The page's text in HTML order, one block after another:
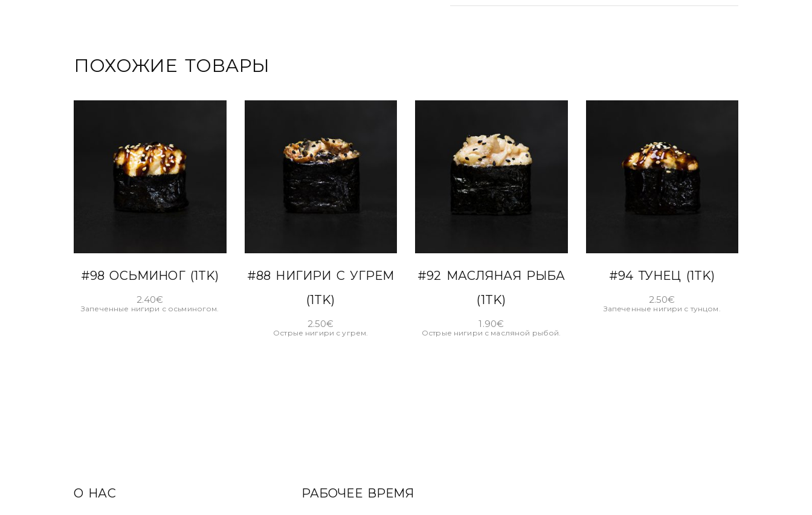
ПОХОЖИЕ ТОВАРЫ
#98 ОСЬМИНОГ (1TK)
2.40€
Запеченные нигири с осьминогом.
#88 НИГИРИ С УГРЕМ
(1TK)
2.50€
Острые нигири с угрем.
#92 МАСЛЯНАЯ РЫБА
(1TK)
1.90€
Острые нигири с масляной рыбой.
#94 ТУНЕЦ (1TK)
2.50€
Запеченные нигири с тунцом.
О НАС РАБОЧЕЕ ВРЕМЯ